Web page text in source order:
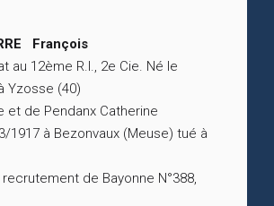
François
au 12ème R.I., 2e Cie. Né le
Yzosse (40)
et de Pendanx Catherine
1917 à Bezonvaux (Meuse) tué à
de Bayonne N°388,